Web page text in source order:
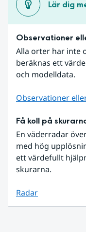
Lär dig
Observationer
Alla orter har inte
beräknas ett
och modelldata.
Observationer
Få koll på
En väderradar
med hög
ett värdefullt
skurarna.
Radar